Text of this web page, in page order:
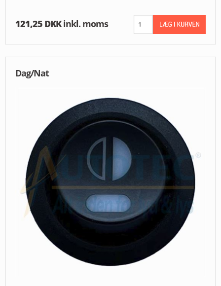
121,25 DKK inkl. moms
Dag/Nat